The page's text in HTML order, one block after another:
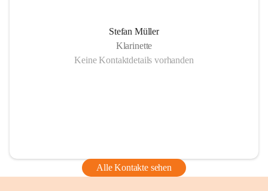
Stefan Müller
Klarinette
Keine Kontaktdetails vorhanden
Alle Kontakte sehen